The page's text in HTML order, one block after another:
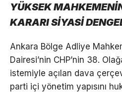
YÜKSEK
KARARI SİYASİ
Ankara Bölge Adliye
Dairesi’nin CHP’nin 38.
istemiyle açılan dava
parti içi yönetim yapısını